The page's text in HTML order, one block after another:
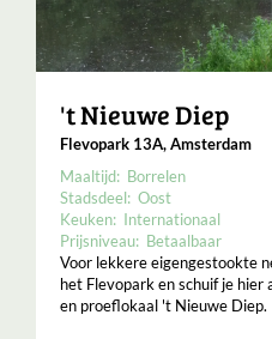
't Nieuwe Diep
Flevopark 13A, Amsterdam
Maaltijd: Borrelen
Stadsdeel: Oost
Keuken: Internationaal
Prijsniveau: Betaalbaar
Voor lekkere eigengestookte
het Flevopark en schuif je
en proeflokaal 't Nieuwe Diep.